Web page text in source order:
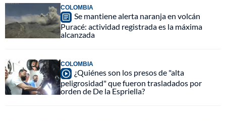
COLOMBIA
Se mantiene alerta naranja en volcán
Puracé: actividad registrada es la máxima
alcanzada
COLOMBIA
¿Quiénes son los presos de "alta
peligrosidad" que fueron trasladados por
orden de De la Espriella?